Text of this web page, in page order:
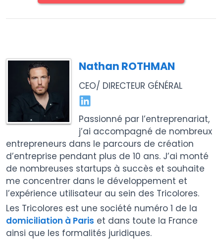
Nathan ROTHMAN
CEO/ DIRECTEUR GÉNÉRAL
Passionné par l’entreprenariat,
j’ai accompagné de nombreux
entrepreneurs dans le parcours de création
d’entreprise pendant plus de 10 ans. J’ai monté
de nombreuses startups à succès et souhaite
me concentrer dans le développement et
l’expérience utilisateur au sein des Tricolores.
Les Tricolores est une société numéro 1 de la
domiciliation à Paris et dans toute la France
ainsi que les formalités juridiques.